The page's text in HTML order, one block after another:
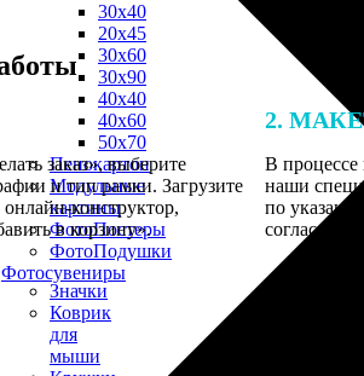
30х40
20х45
30х60
30х90
40х40
40х60
50х70
Пенокартон
Модульные
картины
ФотоПостеры
ФотоПодушки
Фотоcувениры
Значки
Коврик
для
мыши
заказ», выберите
и тип рамки. Загрузите
конструктор,
в корзину».
2.
В процессе
наши
по